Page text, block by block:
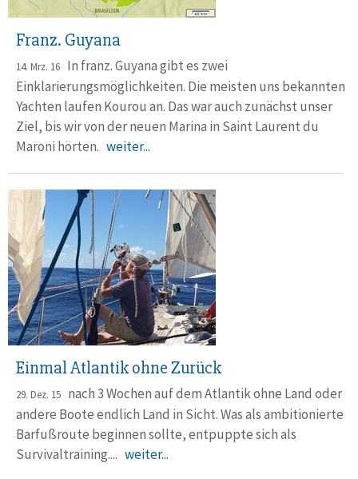
Franz. Guyana
14. Mrz. 16 In franz. Guyana gibt es zwei
Einklarierungsmöglichkeiten. Die meisten uns bekannten
Yachten laufen Kourou an. Das war auch zunächst unser
Ziel, bis wir von der neuen Marina in Saint Laurent du
Maroni hörten. weiter...
Einmal Atlantik ohne Zurück
29. Dez. 15 nach 3 Wochen auf dem Atlantik ohne Land oder
andere Boote endlich Land in Sicht. Was als ambitionierte
Barfußroute beginnen sollte, entpuppte sich als
Survivaltraining.... weiter...